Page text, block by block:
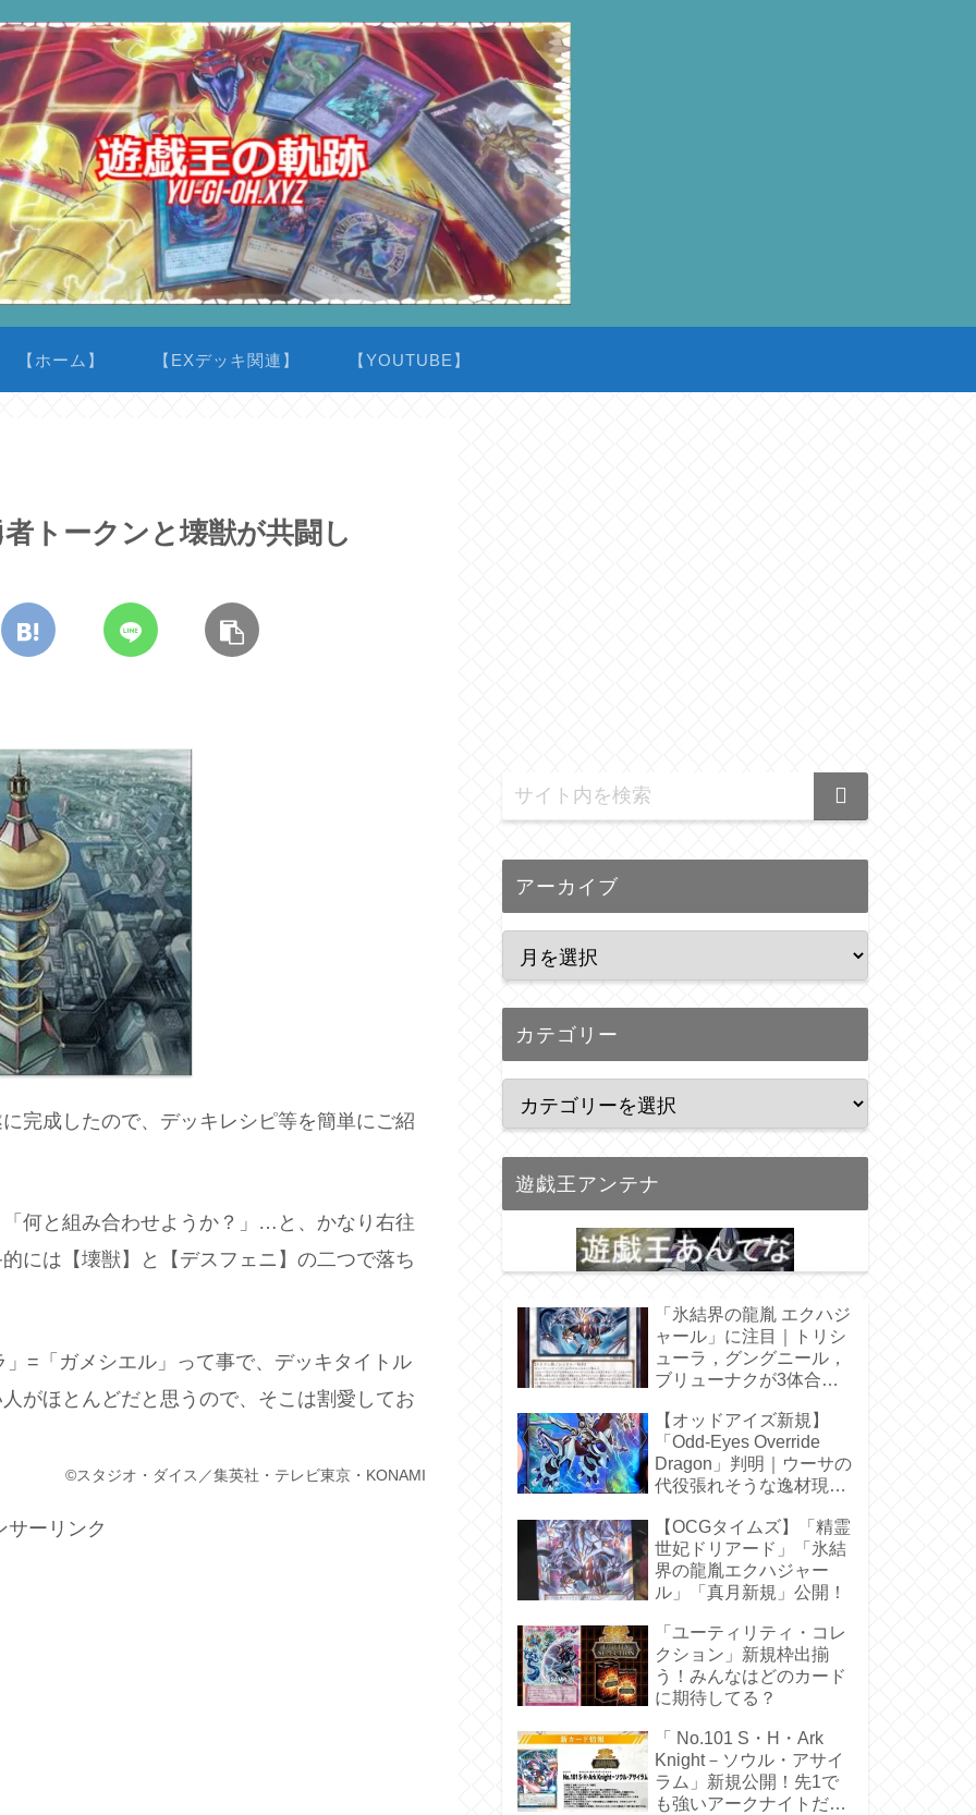
【ホーム】 【EXデッキ関連】 【YOUTUBE】
トークンと壊獣が共闘し
完成したので、デッキレシピ等を簡単にご紹
何と組み合わせようか？」…と、かなり右往
には【壊獣】と【デスフェニ】の二つで落ち
=「ガメシエル」って事で、デッキタイトル
がほとんどだと思うので、そこは割愛してお
©スタジオ・ダイス／集英社・テレビ東京・KONAMI
サーリンク
アーカイブ
カテゴリー
遊戯王アンテナ
「氷結界の龍胤 エクハジ
ャール」に注目｜トリシ
ューラ，グングニール，
ブリューナクが3体合
【オッドアイズ新規】
「Odd-Eyes Override
Dragon」判明｜ウーサの
代役張れそうな逸材現
【OCGタイムズ】「精霊
世妃ドリアード」「氷結
界の龍胤エクハジャー
ル」「真月新規」公開！
「ユーティリティ・コレ
クション」新規枠出揃
う！みんなはどのカード
に期待してる？
「 No.101 S・H・Ark
Knight－ソウル・アサイ
ラム」新規公開！先1で
も強いアークナイトだ